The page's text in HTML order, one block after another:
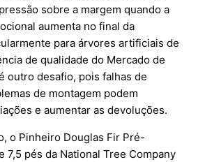
sobre a margem quando a
aumenta no final da
para árvores artificiais de
de qualidade do Mercado de
outro desafio, pois falhas de
de montagem podem
e aumentar as devoluções.
o Pinheiro Douglas Fir Pré-
7,5 pés da National Tree Company